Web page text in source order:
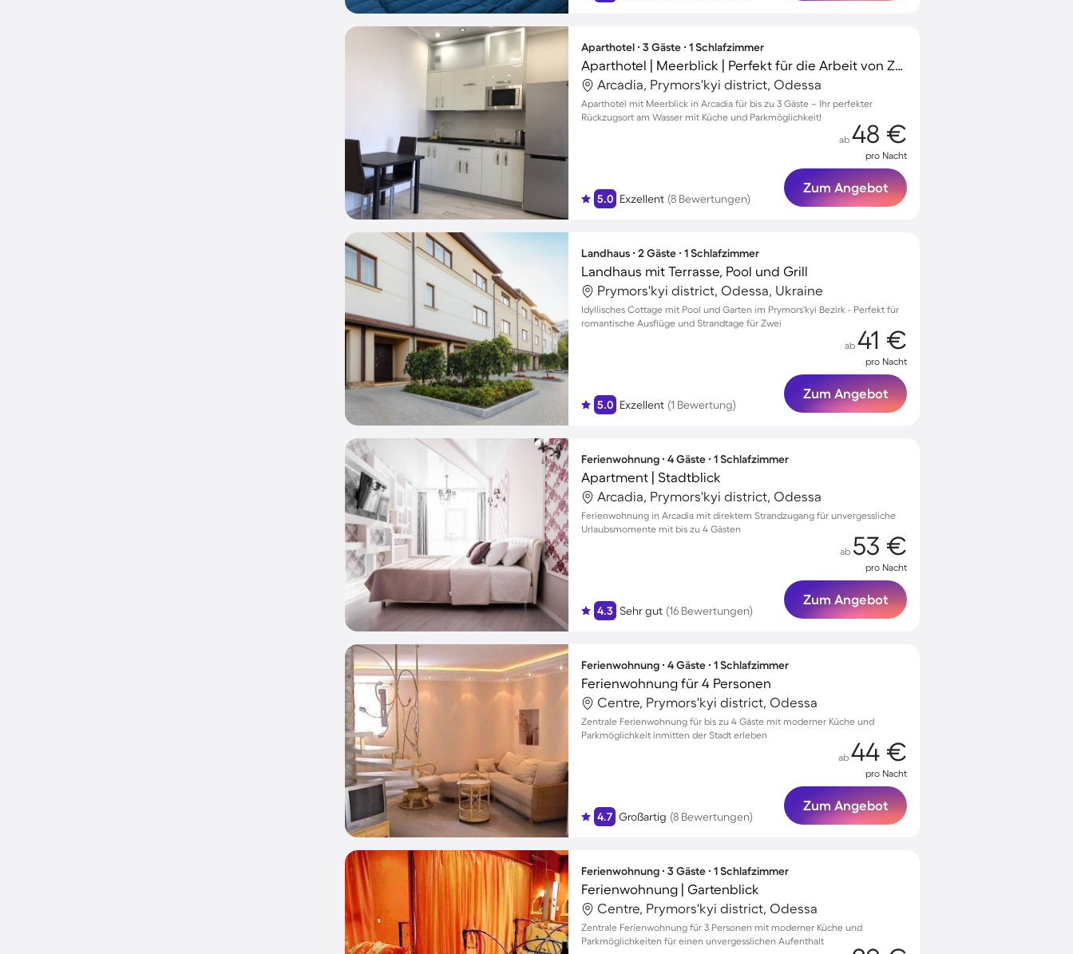
Aparthotel ∙ 3 Gäste ∙ 1 Schlafzimmer
Aparthotel | Meerblick | Perfekt für die Arbeit von Zuhause
Arcadia, Prymors'kyi district, Odessa
Aparthotel mit Meerblick in Arcadia für bis zu 3 Gäste – Ihr perfekter
Rückzugsort am Wasser mit Küche und Parkmöglichkeit!
5.0 Exzellent (8 Bewertungen)
ab 48 €
pro Nacht
Zum Angebot
Landhaus ∙ 2 Gäste ∙ 1 Schlafzimmer
Landhaus mit Terrasse, Pool und Grill
Prymors'kyi district, Odessa, Ukraine
Idyllisches Cottage mit Pool und Garten im Prymors'kyi Bezirk - Perfekt für
romantische Ausflüge und Strandtage für Zwei
5.0 Exzellent (1 Bewertung)
ab 41 €
pro Nacht
Zum Angebot
Ferienwohnung ∙ 4 Gäste ∙ 1 Schlafzimmer
Apartment | Stadtblick
Arcadia, Prymors'kyi district, Odessa
Ferienwohnung in Arcadia mit direktem Strandzugang für unvergessliche
Urlaubsmomente mit bis zu 4 Gästen
4.3 Sehr gut (16 Bewertungen)
ab 53 €
pro Nacht
Zum Angebot
Ferienwohnung ∙ 4 Gäste ∙ 1 Schlafzimmer
Ferienwohnung für 4 Personen
Centre, Prymors'kyi district, Odessa
Zentrale Ferienwohnung für bis zu 4 Gäste mit moderner Küche und
Parkmöglichkeit inmitten der Stadt erleben
4.7 Großartig (8 Bewertungen)
ab 44 €
pro Nacht
Zum Angebot
Ferienwohnung ∙ 3 Gäste ∙ 1 Schlafzimmer
Ferienwohnung | Gartenblick
Centre, Prymors'kyi district, Odessa
Zentrale Ferienwohnung für 3 Personen mit moderner Küche und
Parkmöglichkeiten für einen unvergesslichen Aufenthalt